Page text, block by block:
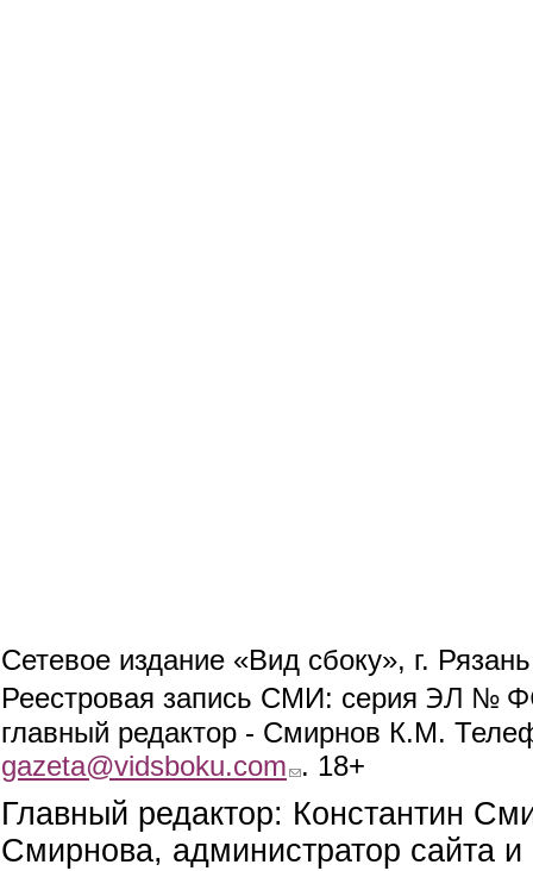
Сетевое издание «Вид сбоку», г.
Реестровая запись СМИ: серия ЭЛ №
главный редактор - Смирнов К.М.
gazeta@vidsboku.com (link sends e-mail)
. 18+
Главный редактор: Константин
Смирнова, администратор сайта